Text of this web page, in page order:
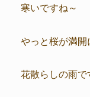
寒いですね～
やっと桜が満開
花散らしの雨で